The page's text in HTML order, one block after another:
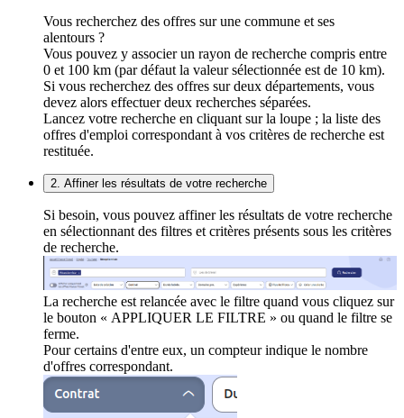
Vous recherchez des offres sur une commune et ses
alentours ?
Vous pouvez y associer un rayon de recherche compris entre
0 et 100 km (par défaut la valeur sélectionnée est de 10 km).
Si vous recherchez des offres sur deux départements, vous
devez alors effectuer deux recherches séparées.
Lancez votre recherche en cliquant sur la loupe ; la liste des
offres d'emploi correspondant à vos critères de recherche est
restituée.
2. Affiner les résultats de votre recherche
Si besoin, vous pouvez affiner les résultats de votre recherche
en sélectionnant des filtres et critères présents sous les critères
de recherche.
La recherche est relancée avec le filtre quand vous cliquez sur
le bouton « APPLIQUER LE FILTRE » ou quand le filtre se
ferme.
Pour certains d'entre eux, un compteur indique le nombre
d'offres correspondant.